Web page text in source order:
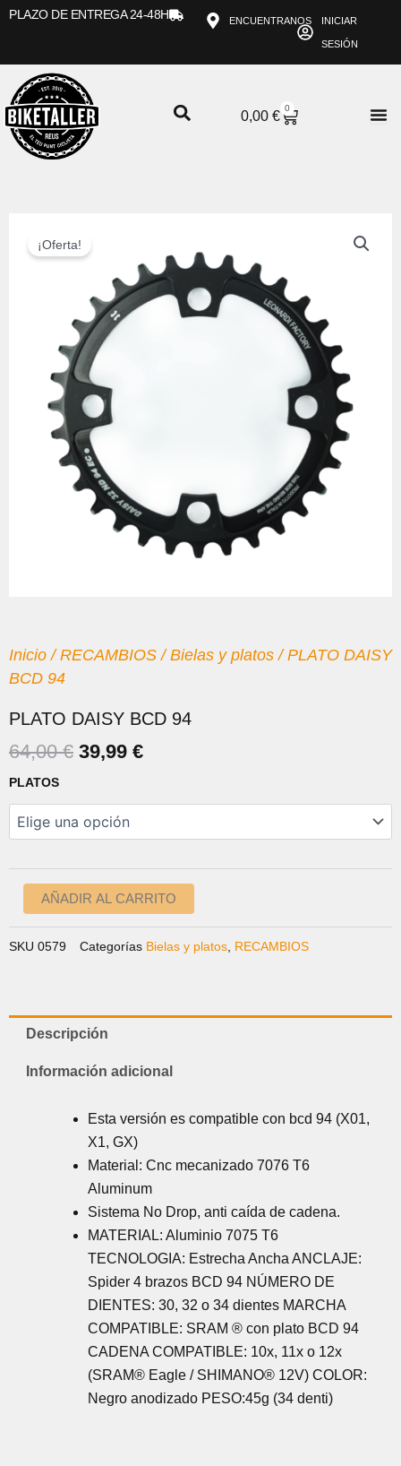
PLAZO DE ENTREGA 24-48H ENCUENTRANOS INICIAR
SESIÓN
0,00€
0
CARRITO
¡Oferta!
Inicio /RECAMBIOS /Bielas y platos / PLATO DAISY
BCD 94
PLATO DAISY BCD 94
64,00€ EL
ERA:
64,00 €.
39,99 €EL
39,99 €.
PLATOS
PLATO
94
AÑADIR AL CARRITO
SKU 0579 Categorías Bielas y platos RECAMBIOS
Descripción
Información adicional
Esta versión es compatible con bcd 94 (X01,
X1, GX)
Material: Cnc mecanizado 7076 T6
Aluminum
Sistema No Drop, anti caída de cadena.
MATERIAL: Aluminio 7075 T6
TECNOLOGIA: Estrecha Ancha ANCLAJE:
Spider 4 brazos BCD 94 NÚMERO DE
DIENTES: 30, 32 o 34 dientes MARCHA
COMPATIBLE: SRAM ® con plato BCD 94
CADENA COMPATIBLE: 10x, 11x o 12x
(SRAM® Eagle / SHIMANO® 12V) COLOR:
Negro anodizado PESO:45g (34 denti)